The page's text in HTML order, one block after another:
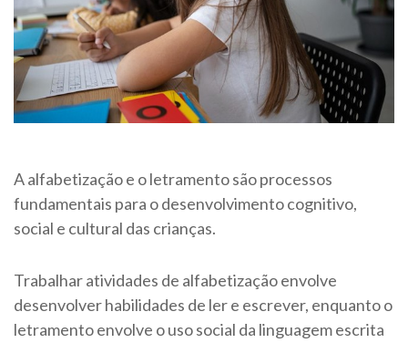
A alfabetização e o letramento são processos
fundamentais para o desenvolvimento cognitivo,
social e cultural das crianças.
Trabalhar atividades de alfabetização envolve
desenvolver habilidades de ler e escrever, enquanto o
letramento envolve o uso social da linguagem escrita